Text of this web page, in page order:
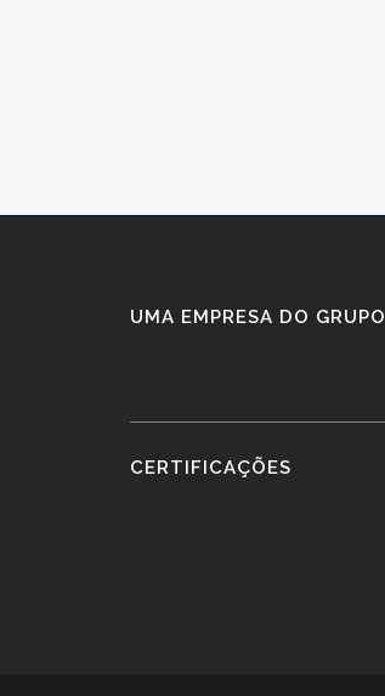
UMA EMPRESA DO GRUPO
CERTIFICAÇÕES